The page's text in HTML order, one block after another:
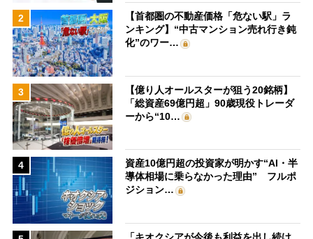
2
【首都圏の不動産価格「危ない駅」ラ
ンキング】“中古マンション売れ行き鈍
化”のワー…
3
【億り人オールスターが狙う20銘柄】
「総資産69億円超」90歳現役トレーダ
ーから“10…
4
資産10億円超の投資家が明かす“AI・半
導体相場に乗らなかった理由” フルポ
ジション…
「キオクシアが今後も利益を出し続け